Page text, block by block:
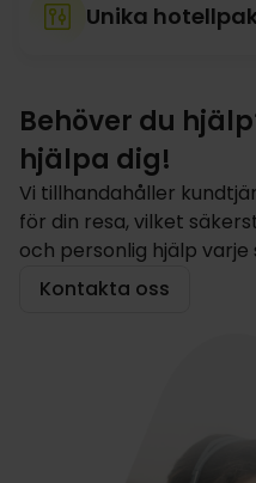
Unika
Behöver du
hjälpa dig!
Vi tillhandahåller
för din resa, vilket
och personlig hjälp varje
Kontakta oss